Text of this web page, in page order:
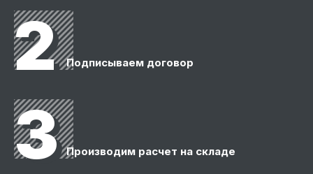
2 Подписываем договор
3 Производим расчет на складе